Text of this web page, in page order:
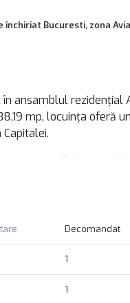
închiriat Bucuresti, zona
ansamblul rezidențial
mp, locuința oferă
premium. Este complet
și pentru cupluri care
proximitatea Parcului
cu RIMO!
Decomandat
1
1